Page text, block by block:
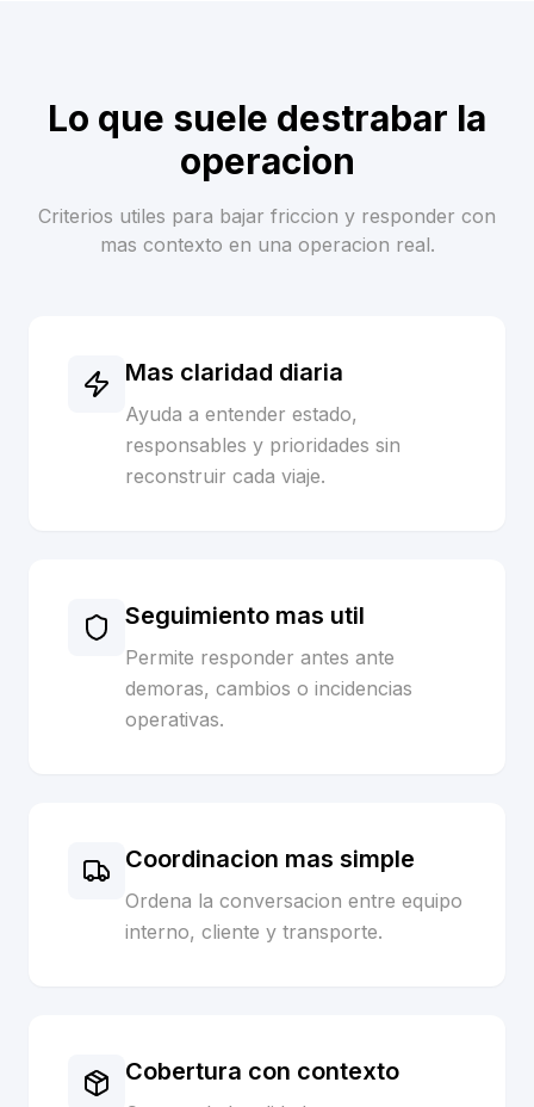
Lo que suele destrabar la
operacion
Criterios utiles para bajar friccion y responder con
mas contexto en una operacion real.
Mas claridad diaria
Ayuda a entender estado,
responsables y prioridades sin
reconstruir cada viaje.
Seguimiento mas util
Permite responder antes ante
demoras, cambios o incidencias
operativas.
Coordinacion mas simple
Ordena la conversacion entre equipo
interno, cliente y transporte.
Cobertura con contexto